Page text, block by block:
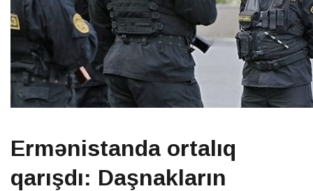
Ermənistanda ortalıq
qarışdı: Daşnakların